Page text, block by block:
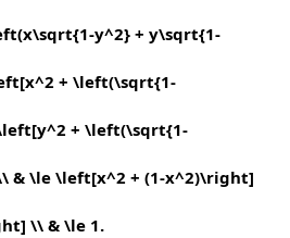
y^2} + y\sqrt{1-
+ \left(\sqrt{1-
+ \left(\sqrt{1-
\le \left[x^2 + (1-x^2)\right]
\\ & \le 1.